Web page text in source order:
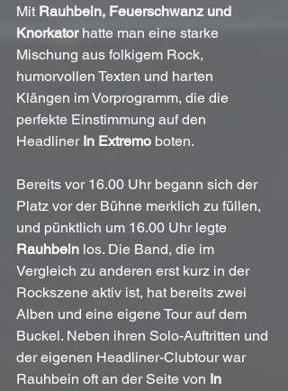
Mit Rauhbein, Feuerschwanz und
Knorkator hatte man eine starke
Mischung aus folkigem Rock,
humorvollen Texten und harten
Klängen im Vorprogramm, die die
perfekte Einstimmung auf den
Headliner In Extremo boten.
Bereits vor 16.00 Uhr begann sich der
Platz vor der Bühne merklich zu füllen,
und pünktlich um 16.00 Uhr legte
Rauhbein los. Die Band, die im
Vergleich zu anderen erst kurz in der
Rockszene aktiv ist, hat bereits zwei
Alben und eine eigene Tour auf dem
Buckel. Neben ihren Solo-Auftritten und
der eigenen Headliner-Clubtour war
Rauhbein oft an der Seite von In